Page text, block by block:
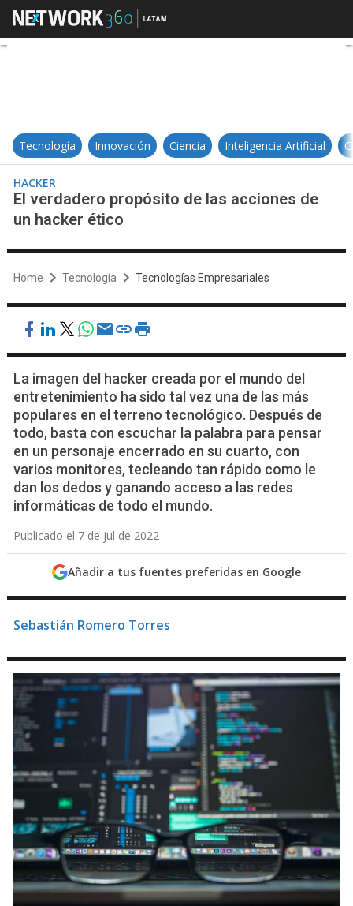
El verdadero propósito de las
Tecnología Innovación Ciencia Inteligencia Artificial
HACKER
El verdadero propósito de las acciones de
un hacker ético
Home Tecnología Tecnologías Empresariales
La imagen del hacker creada por el mundo del
entretenimiento ha sido tal vez una de las más
populares en el terreno tecnológico. Después de
todo, basta con escuchar la palabra para pensar
en un personaje encerrado en su cuarto, con
varios monitores, tecleando tan rápido como le
dan los dedos y ganando acceso a las redes
informáticas de todo el mundo.
Publicado el 7 de jul de 2022
Añadir a tus fuentes preferidas en Google
Sebastián Romero Torres